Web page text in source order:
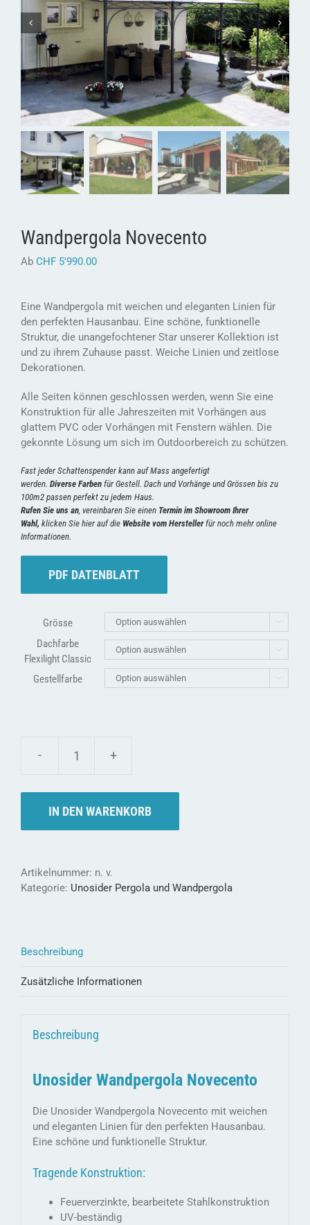
Wandpergola Novecento
Ab CHF 5'990.00
Eine Wandpergola mit weichen und eleganten Linien für
den perfekten Hausanbau. Eine schöne, funktionelle
Struktur, die unangefochtener Star unserer Kollektion ist
und zu ihrem Zuhause passt. Weiche Linien und zeitlose
Dekorationen.
Alle Seiten können geschlossen werden, wenn Sie eine
Konstruktion für alle Jahreszeiten mit Vorhängen aus
glattem PVC oder Vorhängen mit Fenstern wählen. Die
gekonnte Lösung um sich im Outdoorbereich zu schützen.
Fast jeder Schattenspender kann auf Mass angefertigt
werden. Diverse Farben für Gestell. Dach und Vorhänge und Grössen bis zu
100m2 passen perfekt zu jedem Haus.
Rufen Sie uns an, vereinbaren Sie einen Termin im Showroom Ihrer
Wahl, klicken Sie hier auf die Website vom Hersteller für noch mehr online
Informationen.
PDF DATENBLATT
Grösse 
Dachfarbe
Flexilight Classic

Gestellfarbe 
Wandpergola
Menge
IN DEN WARENKORB
Artikelnummer: n. v.
Kategorie: Unosider Pergola und Wandpergola
Beschreibung
Zusätzliche Informationen
Beschreibung
Unosider Wandpergola Novecento
Die Unosider Wandpergola Novecento mit weichen
und eleganten Linien für den perfekten Hausanbau.
Eine schöne und funktionelle Struktur.
Tragende Konstruktion:
Feuerverzinkte, bearbeitete Stahlkonstruktion
UV-beständig